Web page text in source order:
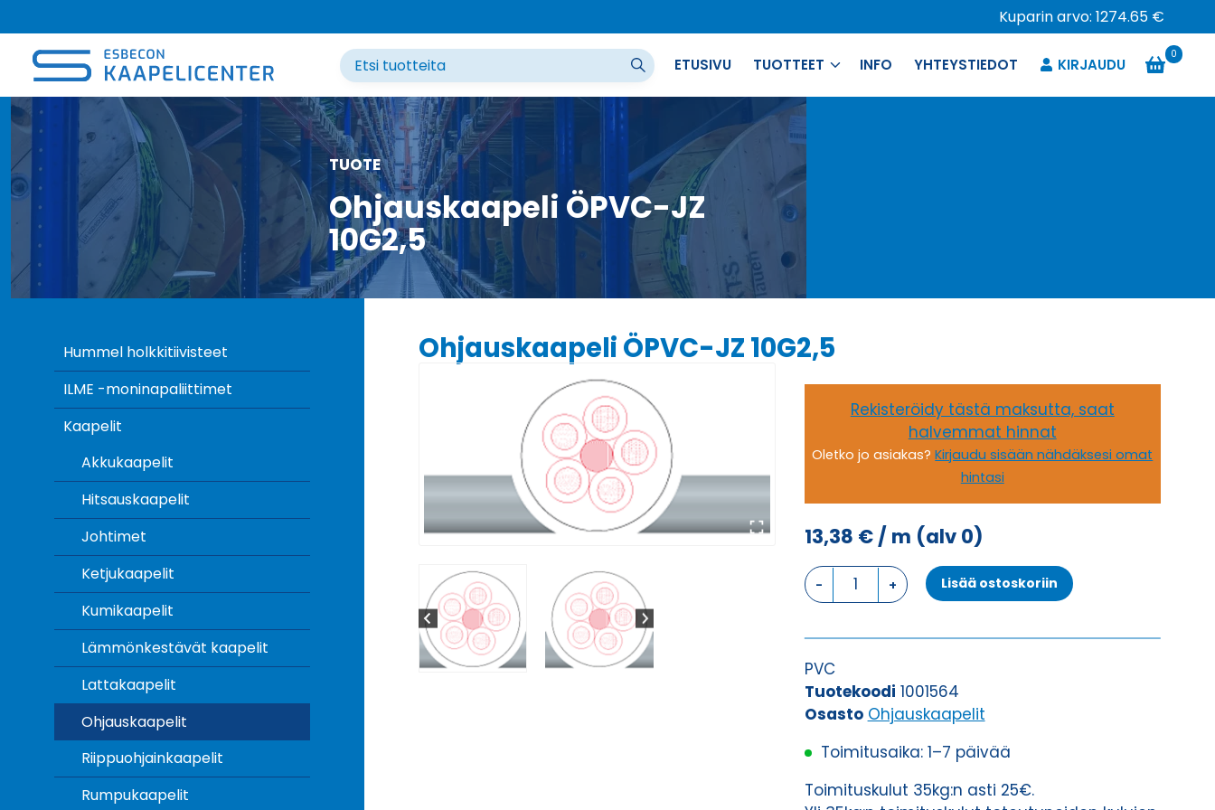
sisältöön
Kuparin arvo: 1274.65 €
ETUSIVU TUOTTEET INFO YHTEYSTIEDOT KIRJAUDU
0
TUOTE
Ohjauskaapeli ÖPVC-JZ
10G2,5
Hummel holkkitiivisteet
ILME -moninapaliittimet
Kaapelit
Akkukaapelit
Hitsauskaapelit
Johtimet
Ketjukaapelit
Kumikaapelit
Lämmönkestävät kaapelit
Lattakaapelit
Ohjauskaapelit
Riippuohjainkaapelit
Rumpukaapelit
Ohjauskaapeli ÖPVC-JZ 10G2,5
Rekisteröidy tästä maksutta, saat
halvemmat hinnat
Oletko jo asiakas?Kirjaudu sisään nähdäksesi omat
hintasi
13,38 €/ m (alv 0)
Ohjauskaapeli
ÖPVC-
10G2,5
Lisää ostoskoriin
PVC
Tuotekoodi 1001564
Osasto Ohjauskaapelit
Toimitusaika: 1–7 päivää
Toimituskulut 35kg:n asti 25€.